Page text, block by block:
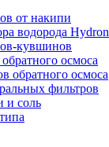
от накипи
водорода Hydron
кувшинов
осмоса
обратного осмоса
фильтров
и соль